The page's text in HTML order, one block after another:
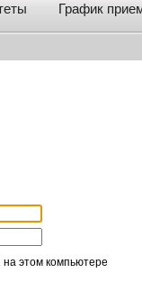
График
этом компьютере